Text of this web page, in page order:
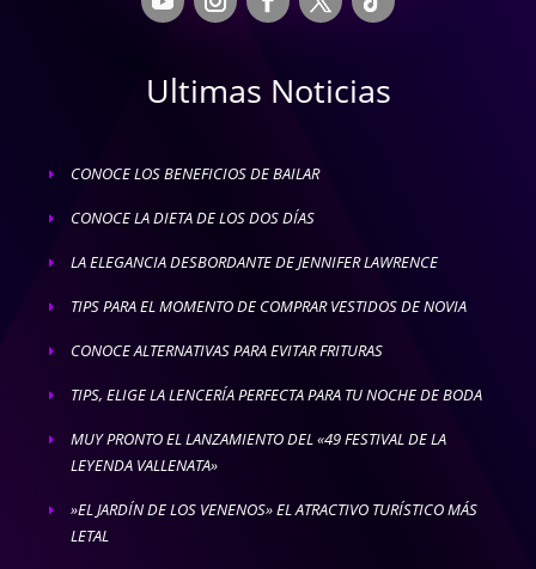
Ultimas Noticias
E CONOCE LOS BENEFICIOS DE BAILAR
E CONOCE LA DIETA DE LOS DOS DÍAS
E LA ELEGANCIA DESBORDANTE DE JENNIFER LAWRENCE
E TIPS PARA EL MOMENTO DE COMPRAR VESTIDOS DE NOVIA
E CONOCE ALTERNATIVAS PARA EVITAR FRITURAS
E TIPS, ELIGE LA LENCERÍA PERFECTA PARA TU NOCHE DE BODA
E
MUY PRONTO EL LANZAMIENTO DEL «49 FESTIVAL DE LA
LEYENDA VALLENATA»
E
»EL JARDÍN DE LOS VENENOS» EL ATRACTIVO TURÍSTICO MÁS
LETAL